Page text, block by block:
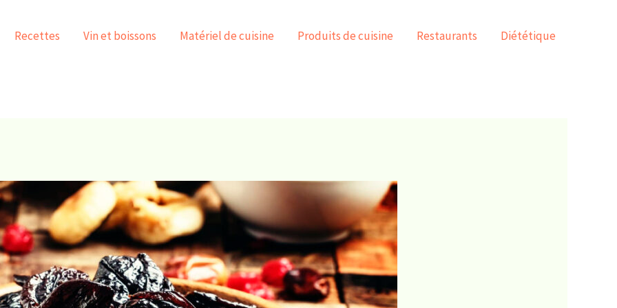
Recettes Vin et boissons Matériel de cuisine Produits de cuisine Restaurants Diététique